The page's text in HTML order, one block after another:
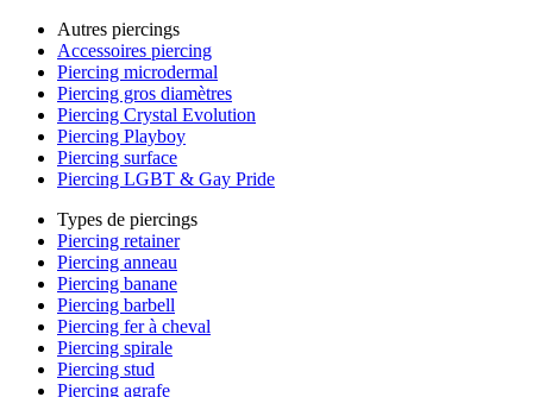
Autres piercings
Accessoires piercing
Piercing microdermal
Piercing gros diamètres
Piercing Crystal Evolution
Piercing Playboy
Piercing surface
Piercing LGBT & Gay Pride
Types de piercings
Piercing retainer
Piercing anneau
Piercing banane
Piercing barbell
Piercing fer à cheval
Piercing spirale
Piercing stud
Piercing agrafe